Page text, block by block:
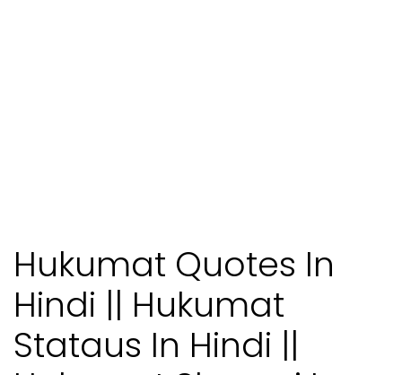
Hukumat Quotes In
Hindi || Hukumat
Stataus In Hindi ||